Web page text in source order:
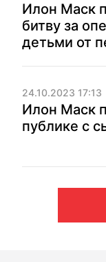
Илон Маск
битву за
детьми от
24.10.2023 17:13
Илон Маск
публике с